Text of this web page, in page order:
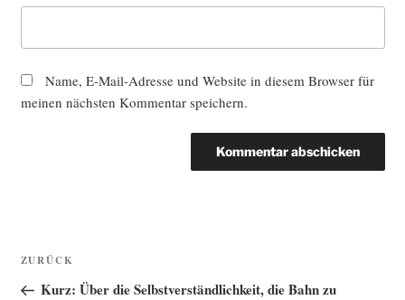
Name, E-Mail-Adresse und Website in diesem Browser für
meinen nächsten Kommentar speichern.
Beitragsnavigation
Vorheriger
Beitrag
ZURÜCK
Kurz: Über die Selbstverständlichkeit, die Bahn zu